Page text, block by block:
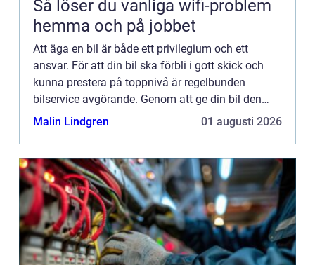
Så löser du vanliga wifi-problem
hemma och på jobbet
Att äga en bil är både ett privilegium och ett
ansvar. För att din bil ska förbli i gott skick och
kunna prestera på toppnivå är regelbunden
bilservice avgörande. Genom att ge din bil den
uppmärksamhet den förtjänar kan du förlänga
Malin Lindgren 01 augusti 2026